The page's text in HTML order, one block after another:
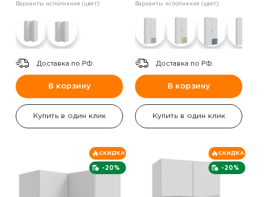
Варианты исполнения (цвет):
Доставка по РФ.
В корзину
Купить в один клик
Варианты исполнения (цвет):
Доставка по РФ.
В корзину
Купить в один клик
-20%
СКИДКА
-20%
СКИДКА